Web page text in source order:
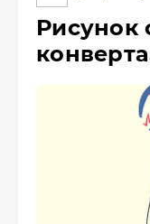
Рисунок